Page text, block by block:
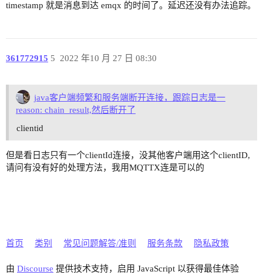
}
  qos: 1
  payload: "1111111"
  timestamp: 1660725059213
    key: "peerhost"
  }
  headers {
    value: "admin"
}
timestamp 就是消息到达 emqx 的时间了。延迟还没有办法追踪。
361772915 2022 年10 月 27 日 08:30
5
java客户端频繁和服务端断开连接，跟踪日志是一
reason: chain_result,然后断开了
clientid
但是看日志只有一个clientId连接，没其他客户端用这个clientID,
请问有没有好的处理方法，我用MQTTX连是可以的
首页 类别 常见问题解答/准则 服务条款 隐私政策
由 Discourse 提供技术支持，启用 JavaScript 以获得最佳体验